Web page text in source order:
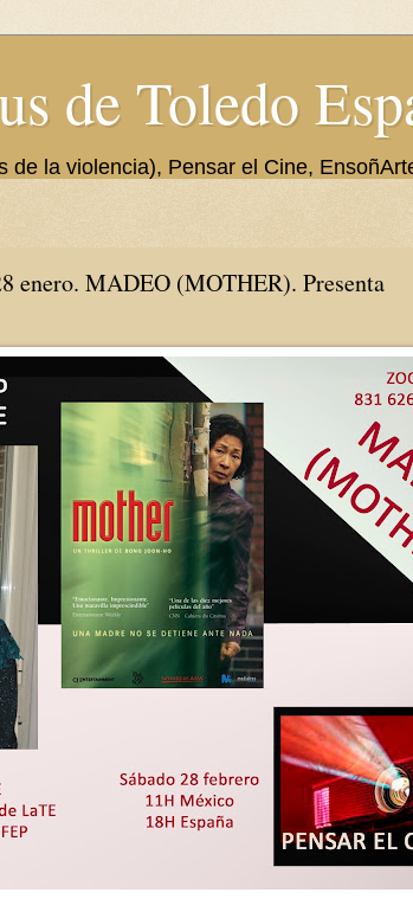
de Toledo
de la violencia), Pensar el Cine,
enero. MADEO (MOTHER). Presenta